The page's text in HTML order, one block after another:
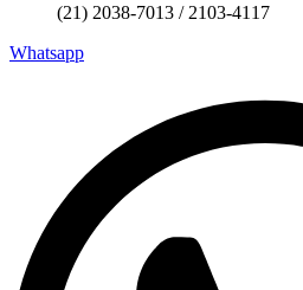
(21) 2038-7013 / 2103-4117
Whatsapp